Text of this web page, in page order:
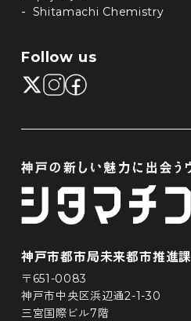
Shitamachi Chemistry
Follow us
神戸市都市局未来都市推進課
〒651-0083
神戸市中央区浜辺通2-1-30
三宮国際ビル7階